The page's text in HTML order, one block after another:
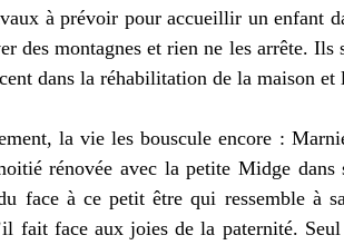
à prévoir pour accueillir un enfant
des montagnes et rien ne les arrête. Ils
la vie les bouscule encore :
rénovée avec la petite Midge
face à ce petit être qui ressemble à
fait face aux joies de la paternité.